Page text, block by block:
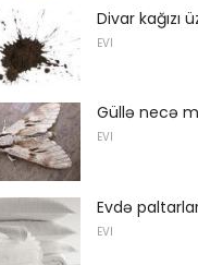
Divar kağızı
EVI
Güllə necə
EVI
Evdə
EVI